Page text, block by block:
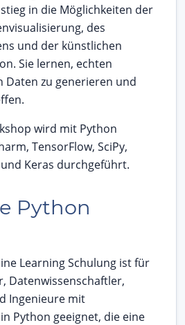
in die Möglichkeiten der
des
und der künstlichen
Sie lernen, echten
Daten zu generieren und
wird mit Python
TensorFlow, SciPy,
Keras durchgeführt.
Python
Learning Schulung ist für
Datenwissenschaftler,
Ingenieure mit
Python geeignet, die eine